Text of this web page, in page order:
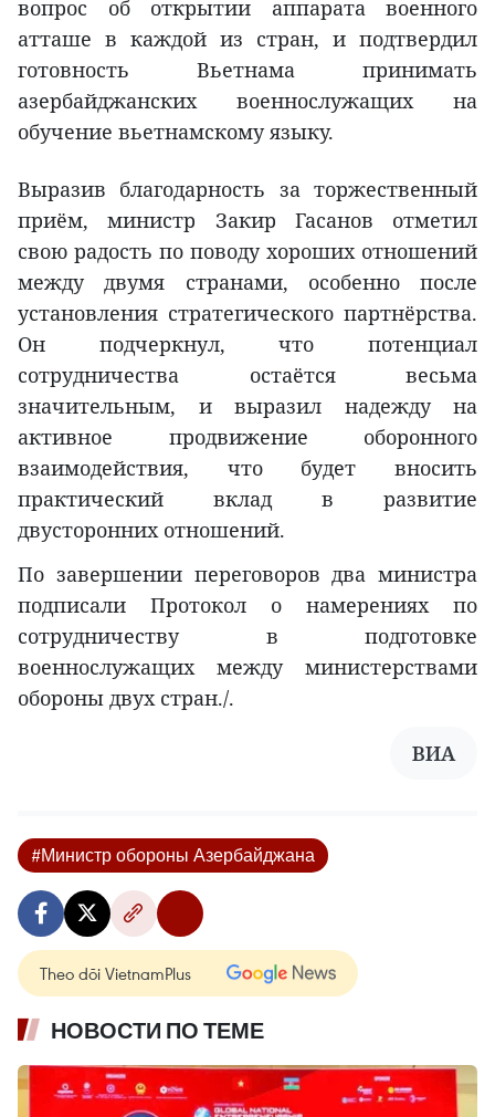
вопрос об открытии аппарата военного
атташе в каждой из стран, и подтвердил
готовность Вьетнама принимать
азербайджанских военнослужащих на
обучение вьетнамскому языку.
Выразив благодарность за торжественный
приём, министр Закир Гасанов отметил
свою радость по поводу хороших отношений
между двумя странами, особенно после
установления стратегического партнёрства.
Он подчеркнул, что потенциал
сотрудничества остаётся весьма
значительным, и выразил надежду на
активное продвижение оборонного
взаимодействия, что будет вносить
практический вклад в развитие
двусторонних отношений.
По завершении переговоров два министра
подписали Протокол о намерениях по
сотрудничеству в подготовке
военнослужащих между министерствами
обороны двух стран./.
ВИА
#Министр обороны Азербайджана
Theo dõi VietnamPlus
НОВОСТИ ПО ТЕМЕ